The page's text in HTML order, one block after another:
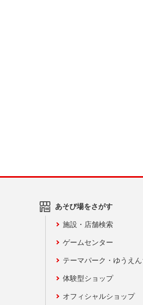
あそび場をさがす
施設・店舗検索
ゲームセンター
テーマパーク・ゆうえん
体験型ショップ
オフィシャルショップ